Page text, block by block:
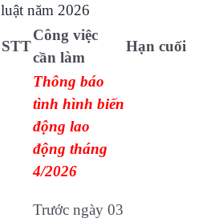
luật năm 2026
STT
Công việc
cần làm
Hạn cuối
Thông báo
tình hình biến
động lao
động tháng
4/2026
Trước ngày 03